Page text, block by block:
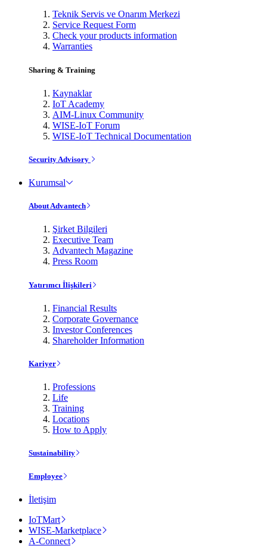
Teknik Servis ve Onarım Merkezi
Service Request Form
Check your products information
Warranties
Sharing & Training
Kaynaklar
IoT Academy
AIM-Linux Community
WISE-IoT Forum
WISE-IoT Technical Documentation
Security Advisory
Kurumsal
About Advantech
Şirket Bilgileri
Executive Team
Advantech Magazine
Press Room
Yatırımcı İlişkileri
Financial Results
Corporate Governance
Investor Conferences
Shareholder Information
Kariyer
Professions
Life
Training
Locations
How to Apply
Sustainability
Employee
İletişim
IoTMart
WISE-Marketplace
A-Connect